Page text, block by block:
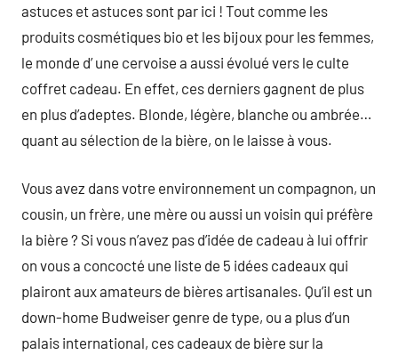
astuces et astuces sont par ici ! Tout comme les
produits cosmétiques bio et les bijoux pour les femmes,
le monde d’ une cervoise a aussi évolué vers le culte
coffret cadeau. En effet, ces derniers gagnent de plus
en plus d’adeptes. Blonde, légère, blanche ou ambrée…
quant au sélection de la bière, on le laisse à vous.
Vous avez dans votre environnement un compagnon, un
cousin, un frère, une mère ou aussi un voisin qui préfère
la bière ? Si vous n’avez pas d’idée de cadeau à lui offrir
on vous a concocté une liste de 5 idées cadeaux qui
plairont aux amateurs de bières artisanales. Qu’il est un
down-home Budweiser genre de type, ou a plus d’un
palais international, ces cadeaux de bière sur la